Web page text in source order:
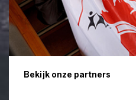
Bekijk onze partners